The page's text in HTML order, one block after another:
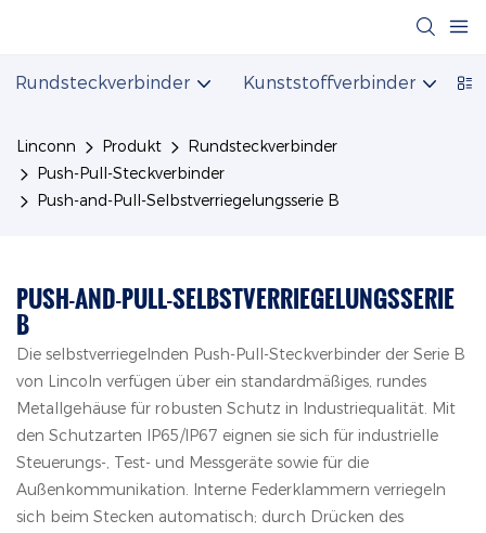
Rundsteckverbinder Kunststoffverbinder
Linconn Produkt
Rundsteckverbinder
Push-Pull-Steckverbinder
Push-and-Pull-Selbstverriegelungsserie B
PUSH-AND-PULL-SELBSTVERRIEGELUNGSSERIE
B
Die selbstverriegelnden Push-Pull-Steckverbinder der Serie B
von Lincoln verfügen über ein standardmäßiges, rundes
Metallgehäuse für robusten Schutz in Industriequalität. Mit
den Schutzarten IP65/IP67 eignen sie sich für industrielle
Steuerungs-, Test- und Messgeräte sowie für die
Außenkommunikation. Interne Federklammern verriegeln
sich beim Stecken automatisch; durch Drücken des